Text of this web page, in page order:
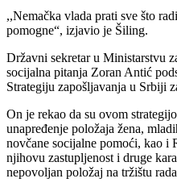
,,Nemačka vlada prati sve što
pomogne“, izjavio je Šiling.
Državni sekretar u Ministarstvu
socijalna pitanja Zoran Antić
Strategiju zapošljavanja u Srbiji
On je rekao da su ovom
unapređenje položaja žena,
novčane socijalne pomoći, kao
njihovu zastupljenost i druge
nepovoljan položaj na tržištu